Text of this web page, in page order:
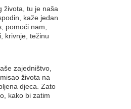
života, tu je naša
kaže jedan
pomoći nam,
krivnje, težinu
zajedništvo,
života na
djeca. Zato
kako bi zatim